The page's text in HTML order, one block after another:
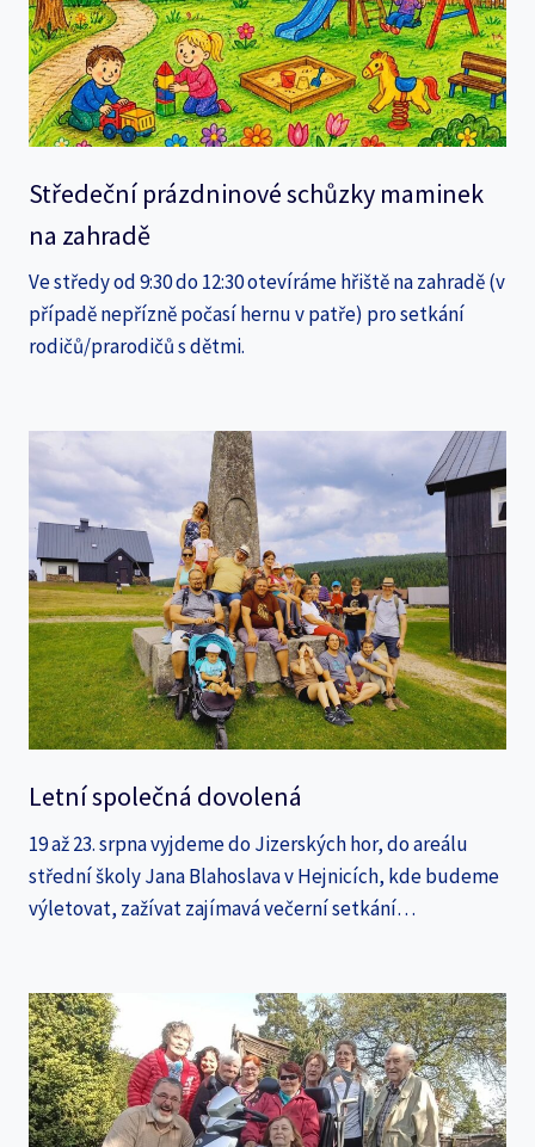
Středeční prázdninové schůzky maminek
na zahradě
Ve středy od 9:30 do 12:30 otevíráme hřiště na zahradě (v
případě nepřízně počasí hernu v patře) pro setkání
rodičů/prarodičů s dětmi.
Letní společná dovolená
19 až 23. srpna vyjdeme do Jizerských hor, do areálu
střední školy Jana Blahoslava v Hejnicích, kde budeme
výletovat, zažívat zajímavá večerní setkání…